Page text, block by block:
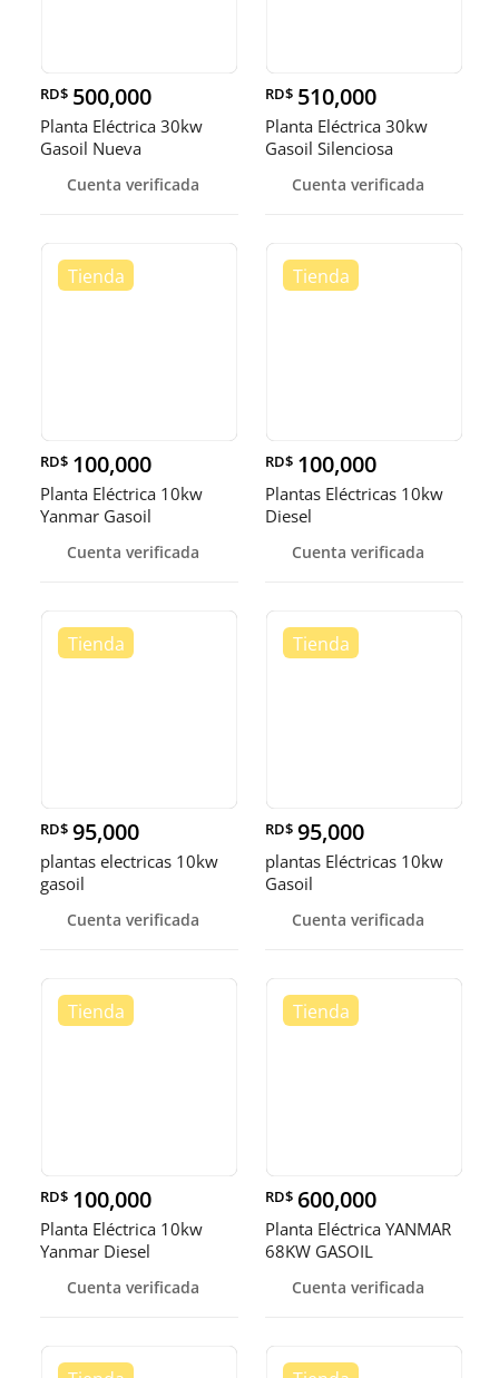
RD$ 500,000
Planta Eléctrica 30kw
Gasoil Nueva
Cuenta verificada
RD$ 510,000
Planta Eléctrica 30kw
Gasoil Silenciosa
Cuenta verificada
RD$ 100,000
Planta Eléctrica 10kw
Yanmar Gasoil
Cuenta verificada
RD$ 100,000
Plantas Eléctricas 10kw
Diesel
Cuenta verificada
RD$ 95,000
plantas electricas 10kw
gasoil
Cuenta verificada
RD$ 95,000
plantas Eléctricas 10kw
Gasoil
Cuenta verificada
RD$ 100,000
Planta Eléctrica 10kw
Yanmar Diesel
Cuenta verificada
RD$ 600,000
Planta Eléctrica YANMAR
68KW GASOIL
Cuenta verificada